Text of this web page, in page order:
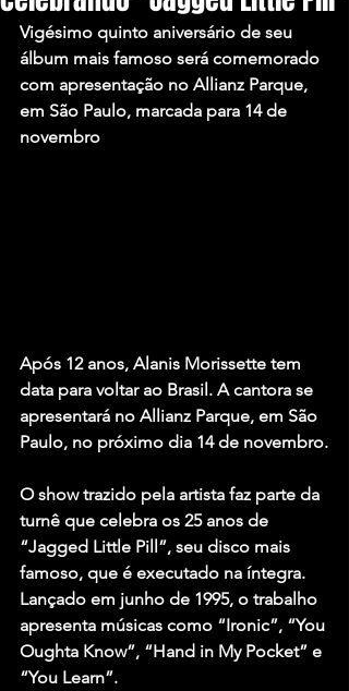
Vigésimo quinto aniversário de seu
álbum mais famoso será comemorado
com apresentação no Allianz Parque,
em São Paulo, marcada para 14 de
novembro
Após 12 anos, Alanis Morissette tem
data para voltar ao Brasil. A cantora se
apresentará no Allianz Parque, em São
Paulo, no próximo dia 14 de novembro.
O show trazido pela artista faz parte da
turnê que celebra os 25 anos de
“Jagged Little Pill”, seu disco mais
famoso, que é executado na íntegra.
Lançado em junho de 1995, o trabalho
apresenta músicas como “Ironic”, “You
Oughta Know”, “Hand in My Pocket” e
“You Learn”.